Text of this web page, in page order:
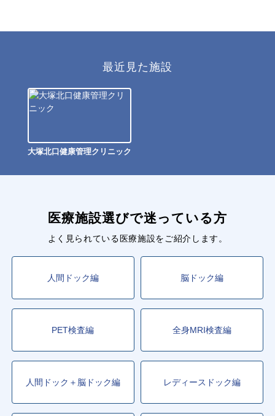
最近見た施設
大塚北口健康管理クリニック
医療施設選びで迷っている方
よく見られている医療施設をご紹介します。
人間ドック編 脳ドック編
PET検査編 全身MRI検査編
人間ドック＋脳ドック編 レディースドック編